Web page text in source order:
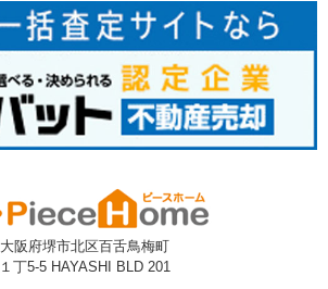
大阪府堺市北区百舌鳥梅町
１丁5-5 HAYASHI BLD 201